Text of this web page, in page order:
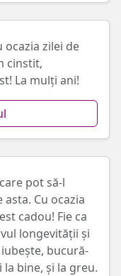
ocazia zilei de
cinstit,
La mulți ani!
pot să-l
Cu ocazia
cadou! Fie ca
longevității și
bucură-
bine, și la greu.